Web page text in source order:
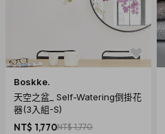
Boskke.
天空之盆_ Self-Watering倒掛花
器(3入組-S)
NT$ 1,770NT$ 1,770